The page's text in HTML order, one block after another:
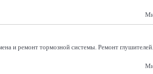
и ремонт тормозной системы. Ремонт